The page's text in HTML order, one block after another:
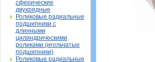
сферические
двухрядные
Роликовые радиальные
подшипники с
длинными
цилиндрическими
роликами (игольчатые
подшипники)
Роликовые радиальные